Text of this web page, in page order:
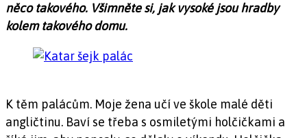
něco takového. Všimněte si, jak vysoké jsou hradby
kolem takového domu.
K těm palácům. Moje žena učí ve škole malé děti
angličtinu. Baví se třeba s osmiletými holčičkami a